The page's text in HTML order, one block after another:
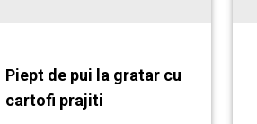
Piept de pui la gratar cu
cartofi prajiti